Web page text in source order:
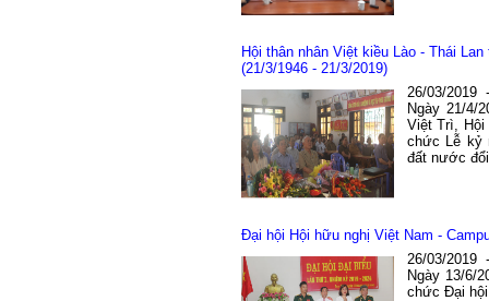
Hội thân nhân Việt kiều Lào - Thái
(21/3/1946 - 21/3/2019)
26/03/2019
Ngày 21/4/
Việt Trì, Hội
chức Lễ kỷ
đất nước
Đại hội Hội hữu nghị Việt Nam -
26/03/2019
Ngày 13/6/
chức Đại hội